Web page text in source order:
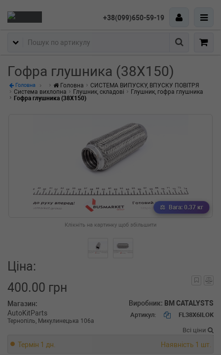
+38(099)650-59-19
Пошук
Гофра глушника (38X150)
Головна Головна
СИСТЕМА ВИПУСКУ, ВПУСКУ ПОВІТРЯ
Система вихлопна
Глушник, складові
Глушник, гофра глушника
Гофра глушника (38X150)
Вага: 0.37 кг
Клікніть на картинку щоб збільшити
Ціна:
400.00 грн
Магазин:
AutoKitParts
Тернопіль, Микулинецька 106а
Виробник: BM CATALYSTS
Артикул: FL38X6ILOK
Всі ціни
Термін 1 дн. Наявність 1 шт.